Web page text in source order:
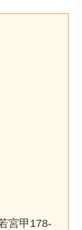
宮甲178-